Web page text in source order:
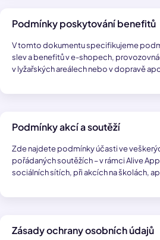
Podmínky poskytování benefitů
V tomto dokumentu specifikujeme
slev a benefitů v e-shopech,
v lyžařských areálech nebo v dopravě
Podmínky akcí a soutěží
Zde najdete podmínky účasti ve
pořádaných soutěžích – v rámci Alive
sociálních sítích, při akcích na školách,
Zásady ochrany osobních údajů